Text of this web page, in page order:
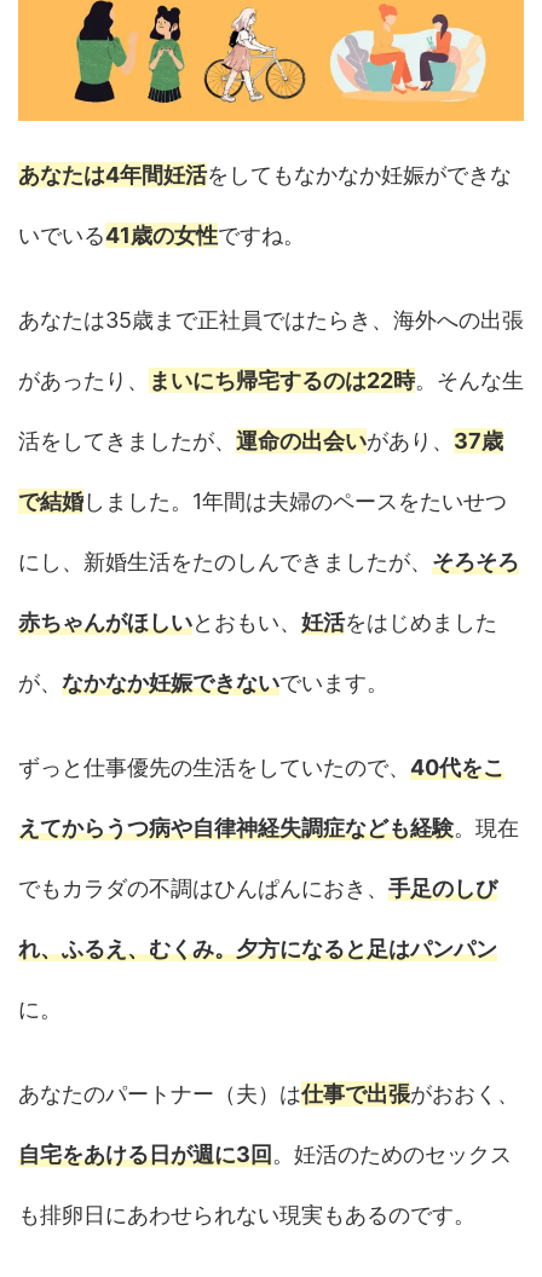
あなたは4年間妊活をしてもなかなか妊娠ができな
いでいる41歳の女性ですね。
あなたは35歳まで正社員ではたらき、海外への出張
があったり、 まいにち帰宅するのは22時。そんな生
活をしてきましたが、 運命の出会いがあり、 37歳
で結婚しました。1年間は夫婦のペースをたいせつ
にし、新婚生活をたのしんできましたが、 そろそろ
赤ちゃんがほしいとおもい、 妊活をはじめました
が、 なかなか妊娠できないでいます。
ずっと仕事優先の生活をしていたので、 40代をこ
えてからうつ病や自律神経失調症なども経験。現在
でもカラダの不調はひんぱんにおき、 手足のしび
れ、ふるえ、むくみ。夕方になると足はパンパン
に。
あなたのパートナー（夫）は仕事で出張がおおく、
自宅をあける日が週に3回。妊活のためのセックス
も排卵日にあわせられない現実もあるのです。